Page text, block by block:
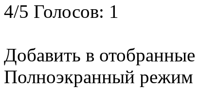
4/5 Голосов: 1
Добавить в отобранные
Полноэкранный режим